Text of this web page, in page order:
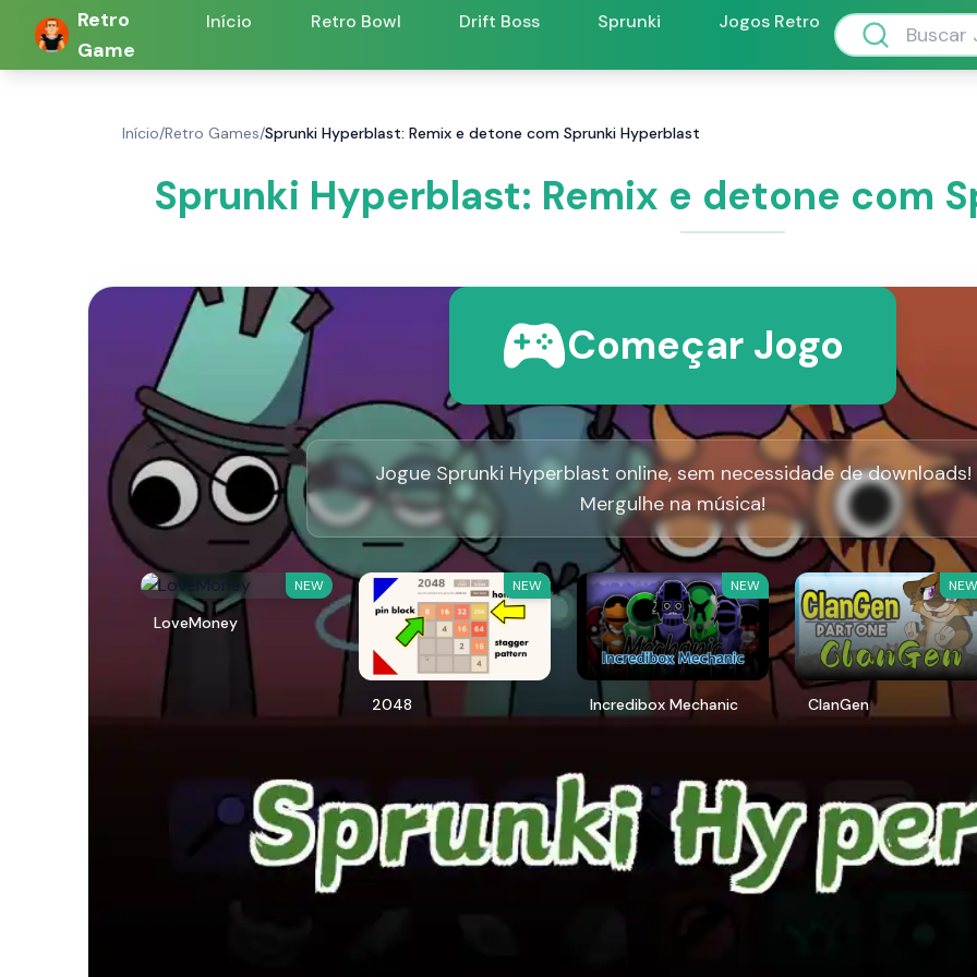
Retro
Game
Início Retro Bowl Drift Boss Sprunki Jogos Retro
Início/Retro Games/Sprunki Hyperblast: Remix e detone com Sprunki Hyperblast
Sprunki Hyperblast: Remix e detone com
Começar Jogo
Jogue Sprunki Hyperblast online, sem necessidade de downloads!
Mergulhe na música!
NEW
LoveMoney
NEW
2048
NEW
Incredibox Mechanic
NEW
ClanGen